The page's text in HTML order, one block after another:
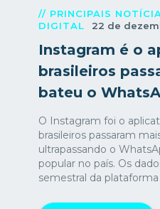
// PRINCIPAIS
DIGITAL
22 de
Instagram é o
brasileiros
bateu o
O Instagram foi o
brasileiros passaram
ultrapassando o
popular no país. Os
semestral da plataforma